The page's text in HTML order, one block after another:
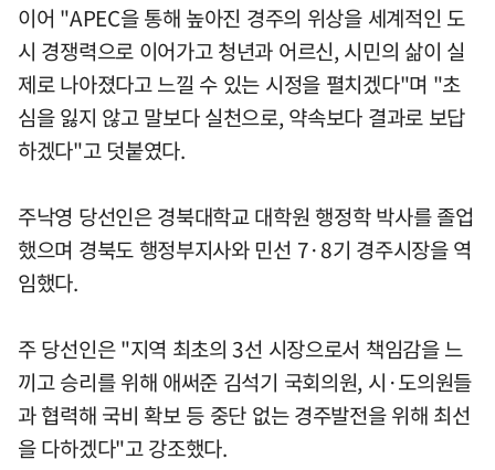
이어 "APEC을 통해 높아진 경주의 위상을 세계적인 도
시 경쟁력으로 이어가고 청년과 어르신, 시민의 삶이 실
제로 나아졌다고 느낄 수 있는 시정을 펼치겠다"며 "초
심을 잃지 않고 말보다 실천으로, 약속보다 결과로 보답
하겠다"고 덧붙였다.
주낙영 당선인은 경북대학교 대학원 행정학 박사를 졸업
했으며 경북도 행정부지사와 민선 7·8기 경주시장을 역
임했다.
주 당선인은 "지역 최초의 3선 시장으로서 책임감을 느
끼고 승리를 위해 애써준 김석기 국회의원, 시·도의원들
과 협력해 국비 확보 등 중단 없는 경주발전을 위해 최선
을 다하겠다"고 강조했다.